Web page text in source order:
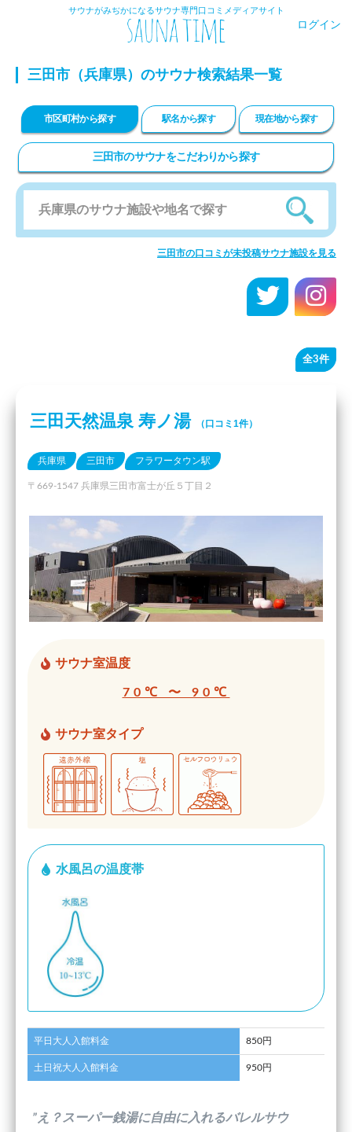
サウナがみぢかになるサウナ専門口コミメディアサイト
ログイン
三田市 （兵庫県）のサウナ検索結果一覧
市区町村から探す 駅名から探す 現在地から探す
三田市のサウナをこだわりから探す
三田市の口コミが未投稿サウナ施設を見る
全3件
三田天然温泉 寿ノ湯 （口コミ1件）
兵庫県 三田市 フラワータウン駅
〒669-1547 兵庫県三田市富士が丘５丁目２
サウナ室温度
70℃ 〜 90℃
サウナ室タイプ
水風呂の温度帯
平日大人入館料金 850円
土日祝大人入館料金 950円
”え？スーパー銭湯に自由に入れるバレルサウ